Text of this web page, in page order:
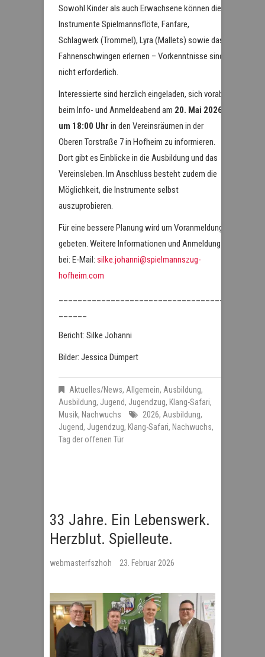
Sowohl Kinder als auch Erwachsene können die
Instrumente Spielmannsflöte, Fanfare,
Schlagwerk (Trommel), Lyra (Mallets) sowie das
Fahnenschwingen erlernen – Vorkenntnisse sind
nicht erforderlich.
Interessierte sind herzlich eingeladen, sich vorab
beim Info- und Anmeldeabend am 20. Mai 2026
um 18:00 Uhr in den Vereinsräumen in der
Oberen Torstraße 7 in Hofheim zu informieren.
Dort gibt es Einblicke in die Ausbildung und das
Vereinsleben. Im Anschluss besteht zudem die
Möglichkeit, die Instrumente selbst
auszuprobieren.
Für eine bessere Planung wird um Voranmeldung
gebeten. Weitere Informationen und Anmeldung
bei: E-Mail: silke.johanni@spielmannszug-
hofheim.com
Bericht: Silke Johanni
Bilder: Jessica Dümpert
Aktuelles/News, Allgemein, Ausbildung,
Ausbildung, Jugend, Jugendzug, Klang-Safari,
Musik, Nachwuchs 2026, Ausbildung,
Jugend, Jugendzug, Klang-Safari, Nachwuchs,
Tag der offenen Tür
33 Jahre. Ein Lebenswerk.
Herzblut. Spielleute.
webmasterfszhoh 23. Februar 2026